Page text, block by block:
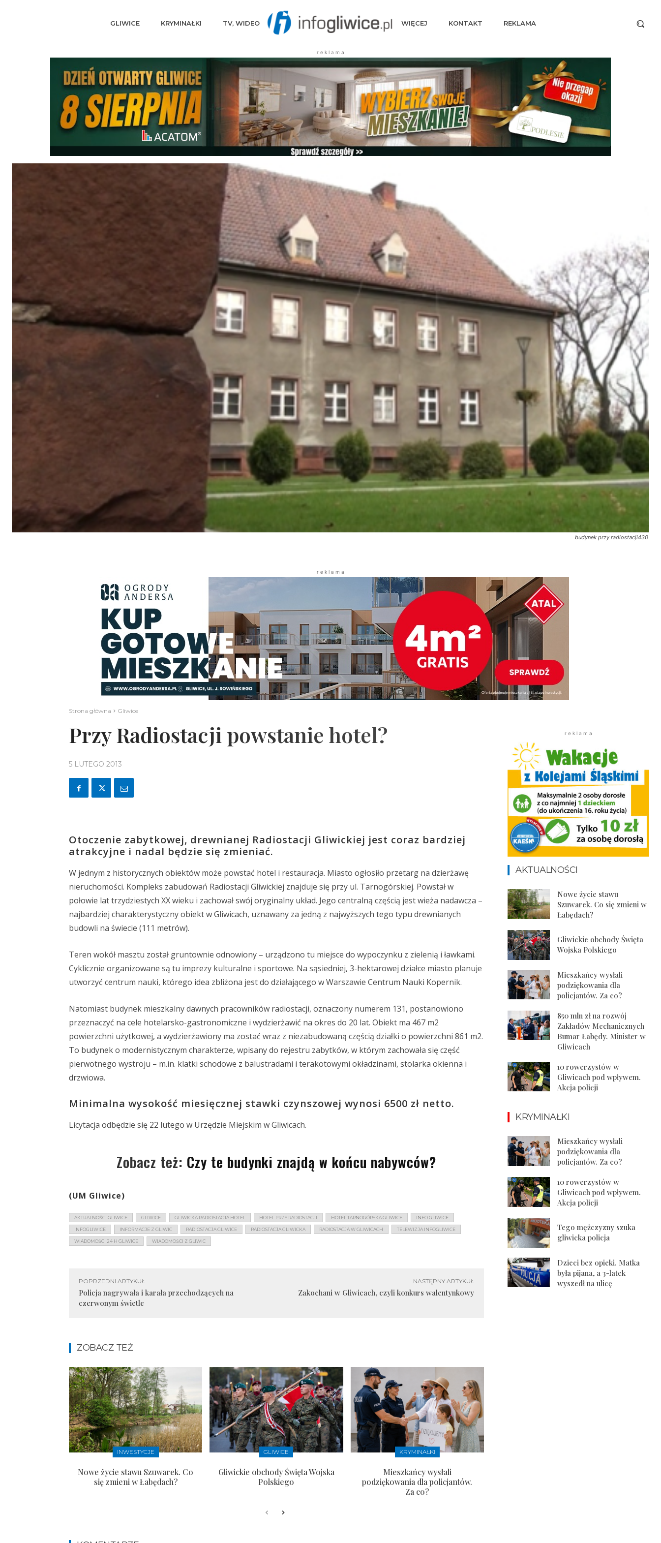
GLIWICE KRYMINAŁKI TV, WIDEO WIĘCEJ KONTAKT REKLAMA
r e k l a m a
budynek przy radiostacji430
r e k l a m a
Strona główna Gliwice
Przy Radiostacji powstanie hotel?
5 LUTEGO 2013
Otoczenie zabytkowej, drewnianej Radiostacji Gliwickiej jest coraz bardziej
atrakcyjne i nadal będzie się zmieniać.
W jednym z historycznych obiektów może powstać hotel i restauracja. Miasto ogłosiło przetarg na dzierżawę
nieruchomości. Kompleks zabudowań Radiostacji Gliwickiej znajduje się przy ul. Tarnogórskiej. Powstał w
połowie lat trzydziestych XX wieku i zachował swój oryginalny układ. Jego centralną częścią jest wieża nadawcza –
najbardziej charakterystyczny obiekt w Gliwicach, uznawany za jedną z najwyższych tego typu drewnianych
budowli na świecie (111 metrów).
Teren wokół masztu został gruntownie odnowiony – urządzono tu miejsce do wypoczynku z zielenią i ławkami.
Cyklicznie organizowane są tu imprezy kulturalne i sportowe. Na sąsiedniej, 3-hektarowej działce miasto planuje
utworzyć centrum nauki, którego idea zbliżona jest do działającego w Warszawie Centrum Nauki Kopernik.
Natomiast budynek mieszkalny dawnych pracowników radiostacji, oznaczony numerem 131, postanowiono
przeznaczyć na cele hotelarsko-gastronomiczne i wydzierżawić na okres do 20 lat. Obiekt ma 467 m2
powierzchni użytkowej, a wydzierżawiony ma zostać wraz z niezabudowaną częścią działki o powierzchni 861 m2.
To budynek o modernistycznym charakterze, wpisany do rejestru zabytków, w którym zachowała się część
pierwotnego wystroju – m.in. klatki schodowe z balustradami i terakotowymi okładzinami, stolarka okienna i
drzwiowa.
Minimalna wysokość miesięcznej stawki czynszowej wynosi 6500 zł netto.
Licytacja odbędzie się 22 lutego w Urzędzie Miejskim w Gliwicach.
Zobacz też: Czy te budynki znajdą w końcu nabywców?
(UM Gliwice)
AKTUALNOŚCI GLIWICE GLIWICE GLIWICKA RADIOSTACJA HOTEL HOTEL PRZY RADIOSTACJI HOTEL TARNOGÓRSKA GLIWICE INFO GLIWICE
INFOGLIWICE INFORMACJE Z GLIWIC RADIOSTACJA GLIWICE RADIOSTACJA GLIWICKA RADIOSTACJA W GLIWICACH TELEWIZJA INFOGLIWICE
WIADOMOŚCI 24 H GLIWICE WIADOMOŚCI Z GLIWIC
POPRZEDNI ARTYKUŁ
Policja nagrywała i karała przechodzących na
czerwonym świetle
NASTĘPNY ARTYKUŁ
Zakochani w Gliwicach, czyli konkurs walentynkowy
ZOBACZ TEŻ
INWESTYCJE
Nowe życie stawu Szuwarek. Co
się zmieni w Łabędach?
GLIWICE
Gliwickie obchody Święta Wojska
Polskiego
KRYMINAŁKI
Mieszkańcy wysłali
podziękowania dla policjantów.
Za co?
r e k l a m a
AKTUALNOŚCI
Nowe życie stawu
Szuwarek. Co się zmieni w
Łabędach?
Gliwickie obchody Święta
Wojska Polskiego
Mieszkańcy wysłali
podziękowania dla
policjantów. Za co?
850 mln zł na rozwój
Zakładów Mechanicznych
Bumar Łabędy. Minister w
Gliwicach
10 rowerzystów w
Gliwicach pod wpływem.
Akcja policji
KRYMINAŁKI
Mieszkańcy wysłali
podziękowania dla
policjantów. Za co?
10 rowerzystów w
Gliwicach pod wpływem.
Akcja policji
Tego mężczyzny szuka
gliwicka policja
Dzieci bez opieki. Matka
była pijana, a 3-latek
wyszedł na ulicę